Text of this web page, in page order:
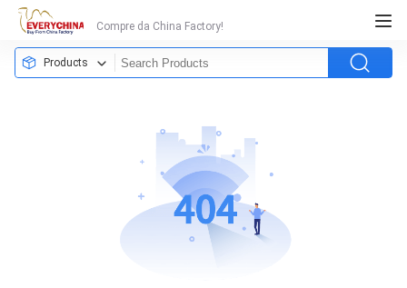
Compre da China Factory!
Products